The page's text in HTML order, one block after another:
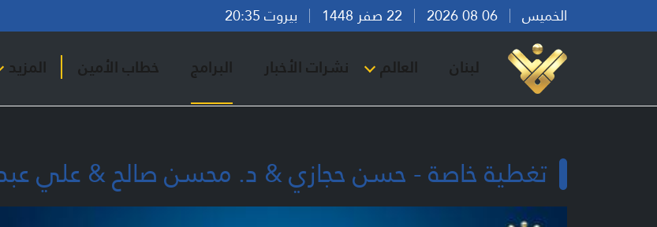
الخميس بيروت 20:35
لبنان العالم نشرات الأخبار البرامج خطاب الأمين المزيد
تغطية خاصة - حسن حجازي & د. محسن صالح & علي عبد